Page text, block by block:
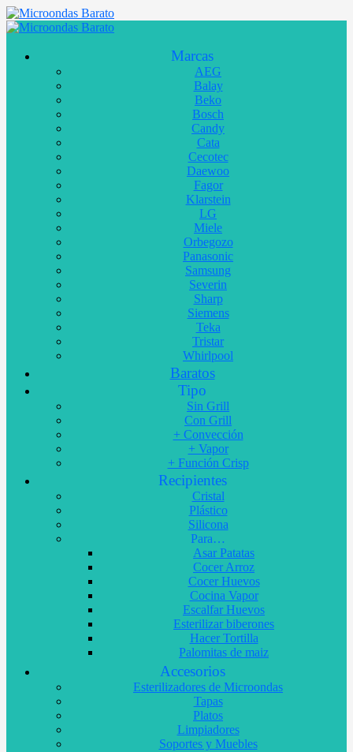
Marcas
AEG
Balay
Beko
Bosch
Candy
Cata
Cecotec
Daewoo
Fagor
Klarstein
LG
Miele
Orbegozo
Panasonic
Samsung
Severin
Sharp
Siemens
Teka
Tristar
Whirlpool
Baratos
Tipo
Sin Grill
Con Grill
+ Convección
+ Vapor
+ Función Crisp
Recipientes
Cristal
Plástico
Silicona
Para…
Asar Patatas
Cocer Arroz
Cocer Huevos
Cocina Vapor
Escalfar Huevos
Esterilizar biberones
Hacer Tortilla
Palomitas de maiz
Accesorios
Esterilizadores de Microondas
Tapas
Platos
Limpiadores
Soportes y Muebles